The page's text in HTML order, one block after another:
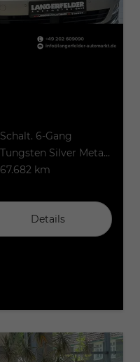
Schalt. 6-Gang
Tungsten Silver Metallic
67.682 km
Details